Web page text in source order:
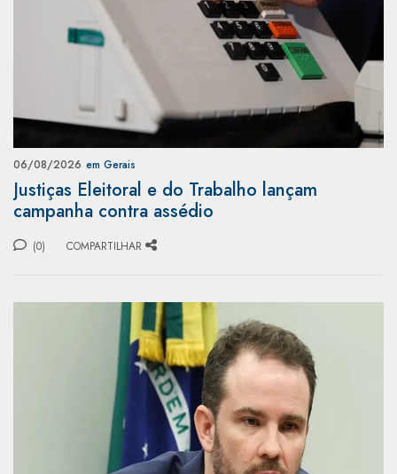
06/08/2026 em Gerais
Justiças Eleitoral e do Trabalho lançam
campanha contra assédio
(0) COMPARTILHAR